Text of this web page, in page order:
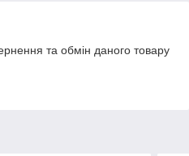
та обмін даного товару